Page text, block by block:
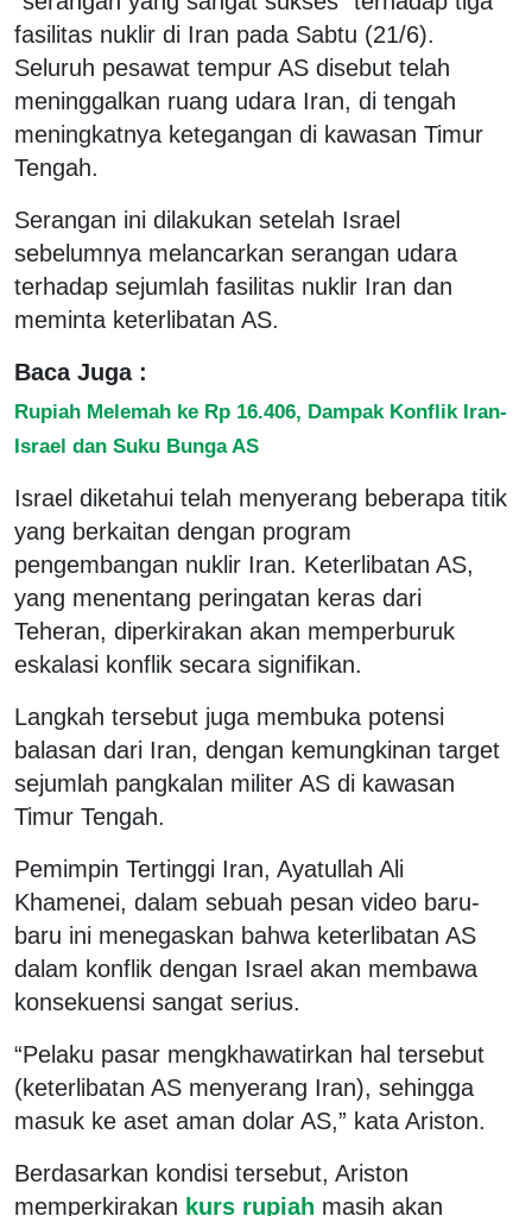
fasilitas nuklir di Iran pada Sabtu (21/6).
Seluruh pesawat tempur AS disebut telah
meninggalkan ruang udara Iran, di tengah
meningkatnya ketegangan di kawasan Timur
Tengah.
Serangan ini dilakukan setelah Israel
sebelumnya melancarkan serangan udara
terhadap sejumlah fasilitas nuklir Iran dan
meminta keterlibatan AS.
Baca Juga :
Rupiah Melemah ke Rp 16.406, Dampak Konflik Iran-
Israel dan Suku Bunga AS
Israel diketahui telah menyerang beberapa titik
yang berkaitan dengan program
pengembangan nuklir Iran. Keterlibatan AS,
yang menentang peringatan keras dari
Teheran, diperkirakan akan memperburuk
eskalasi konflik secara signifikan.
Langkah tersebut juga membuka potensi
balasan dari Iran, dengan kemungkinan target
sejumlah pangkalan militer AS di kawasan
Timur Tengah.
Pemimpin Tertinggi Iran, Ayatullah Ali
Khamenei, dalam sebuah pesan video baru-
baru ini menegaskan bahwa keterlibatan AS
dalam konflik dengan Israel akan membawa
konsekuensi sangat serius.
“Pelaku pasar mengkhawatirkan hal tersebut
(keterlibatan AS menyerang Iran), sehingga
masuk ke aset aman dolar AS,” kata Ariston.
Berdasarkan kondisi tersebut, Ariston
memperkirakan kurs rupiah masih akan